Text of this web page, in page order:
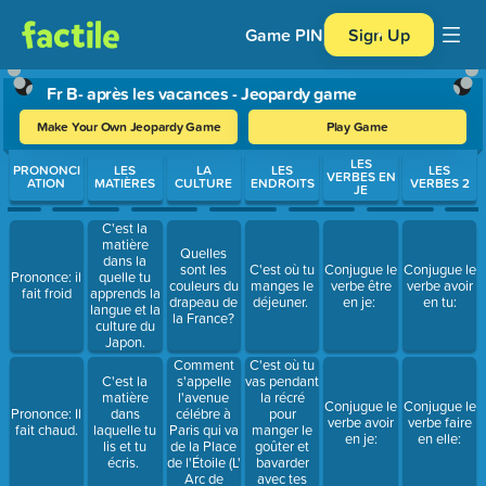
Game PIN Sign Up
Fr B- après les vacances - Jeopardy game
Make Your Own Jeopardy Game Play Game
Use arrow keys to move between questions. Press Enter or
PRONONCI
ATION
Prononce: il
fait froid
Prononce: Il
fait chaud.
LES
MATIÈRES
C'est la
matière
dans la
quelle tu
apprends la
langue et la
culture du
Japon.
C'est la
matière
dans
laquelle tu
lis et tu
écris.
LA
CULTURE
Quelles
sont les
couleurs du
drapeau de
la France?
Comment
s'appelle
l'avenue
célébre à
Paris qui va
de la Place
de l'Étoile (L'
Arc de
LES
ENDROITS
C'est où tu
manges le
déjeuner.
C'est où tu
vas pendant
la récré
pour
manger le
goûter et
bavarder
avec tes
LES
VERBES EN
JE
Conjugue le
verbe être
en je:
Conjugue le
verbe avoir
en je:
LES
VERBES 2
Conjugue le
verbe avoir
en tu:
Conjugue le
verbe faire
en elle: